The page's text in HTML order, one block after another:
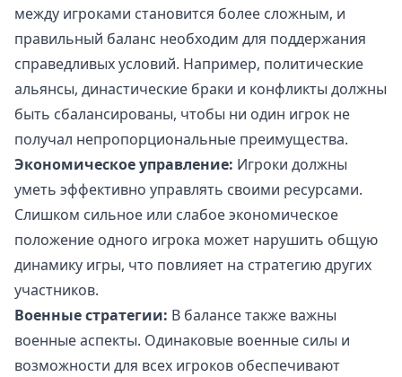
между игроками становится более сложным, и
правильный баланс необходим для поддержания
справедливых условий. Например, политические
альянсы, династические браки и конфликты должны
быть сбалансированы, чтобы ни один игрок не
получал непропорциональные преимущества.
Экономическое управление: Игроки должны
уметь эффективно управлять своими ресурсами.
Слишком сильное или слабое экономическое
положение одного игрока может нарушить общую
динамику игры, что повлияет на стратегию других
участников.
Военные стратегии: В балансе также важны
военные аспекты. Одинаковые военные силы и
возможности для всех игроков обеспечивают